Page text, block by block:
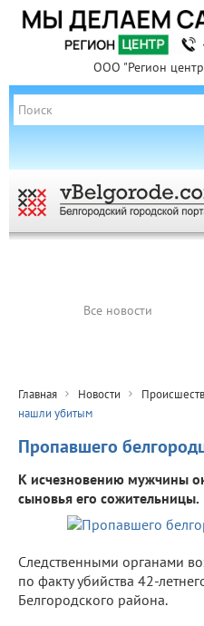
ООО "Регион
Все новости
Главная Новости
нашли убитым
Пропавшего
К исчезновению мужчины
сыновья его сожительницы.
Следственными органами
по факту убийства 42-
Белгородского района.